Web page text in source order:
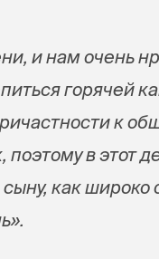
и нам очень
горячей
к
в этот
как